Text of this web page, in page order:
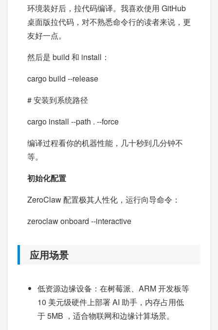
环境装好后，拉代码编译。我喜欢使用 GitHub
桌面版拉代码，对不熟悉命令行的读者来说，更
友好一点。
然后是 build 和 install：
cargo build --release
# 安装到系统路径
cargo install --path . --force
编译过程看你的机器性能，几十秒到几分钟不
等。
初始化配置
ZeroClaw 配置极其人性化，运行向导命令：
zeroclaw onboard --interactive
应用场景
低资源边缘设备：在树莓派、ARM 开发板等
10 美元级硬件上部署 AI 助手，内存占用低
于 5MB ，适合物联网和边缘计算场景。